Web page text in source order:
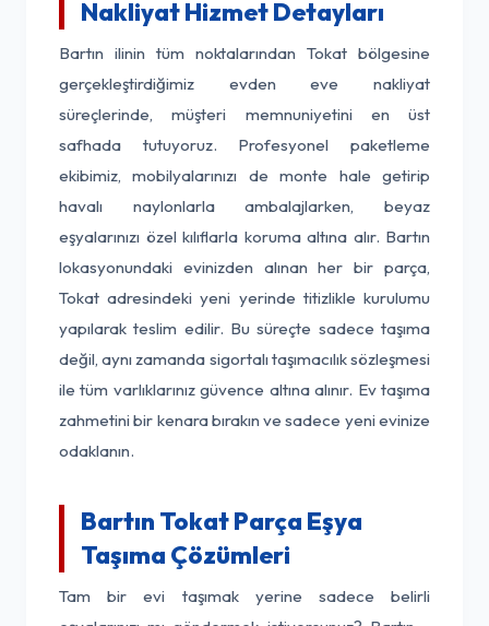
Nakliyat Hizmet Detayları
Bartın ilinin tüm noktalarından Tokat bölgesine
gerçekleştirdiğimiz evden eve nakliyat
süreçlerinde, müşteri memnuniyetini en üst
safhada tutuyoruz. Profesyonel paketleme
ekibimiz, mobilyalarınızı de monte hale getirip
havalı naylonlarla ambalajlarken, beyaz
eşyalarınızı özel kılıflarla koruma altına alır. Bartın
lokasyonundaki evinizden alınan her bir parça,
Tokat adresindeki yeni yerinde titizlikle kurulumu
yapılarak teslim edilir. Bu süreçte sadece taşıma
değil, aynı zamanda sigortalı taşımacılık sözleşmesi
ile tüm varlıklarınız güvence altına alınır. Ev taşıma
zahmetini bir kenara bırakın ve sadece yeni evinize
odaklanın.
Bartın Tokat Parça Eşya
Taşıma Çözümleri
Tam bir evi taşımak yerine sadece belirli